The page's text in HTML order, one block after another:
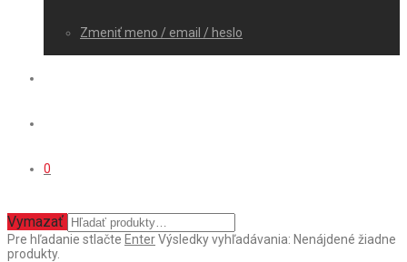
Zmeniť meno / email / heslo
0
Vymazať
Pre hľadanie stlačte EnterVýsledky vyhľadávania: Nenájdené žiadne
produkty.